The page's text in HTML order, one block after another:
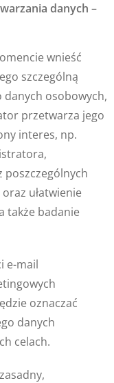
danych –
wnieść
szczególną
danych osobowych,
przetwarza jego
interes, np.
poszczególnych
ułatwienie
także badanie
e-mail
oznaczać
danych
celach.